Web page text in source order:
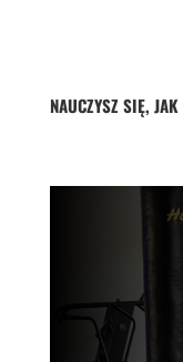
NAUCZYSZ SIĘ,